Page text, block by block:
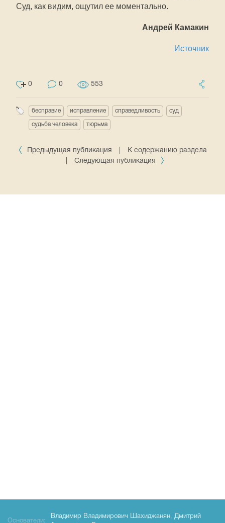
Суд, как видим, ощутил ее моментально.
Андрей Камакин
Источник
0 0 553
бесправие исправление справедливость суд
судьба человека тюрьма
Предыдущая публикация
К содержанию раздела
Следующая публикация
Основатели:
Владимир Владимирович Шахиджанян, Дмитрий